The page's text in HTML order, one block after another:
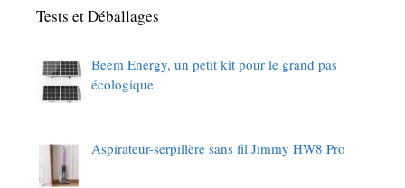
Tests et Déballages
Beem Energy, un petit kit pour le grand pas
écologique
Aspirateur-serpillère sans fil Jimmy HW8 Pro